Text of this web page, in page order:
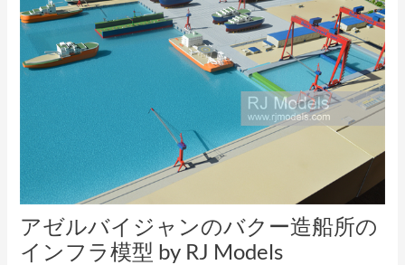
ニ
ュ
ー
アゼルバイジャンのバクー造船所の
インフラ模型 by RJ Models